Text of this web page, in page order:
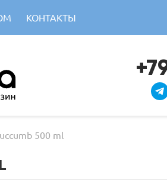
КОНТАКТЫ
500 ml